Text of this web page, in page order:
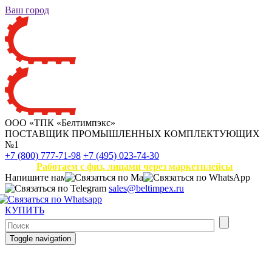
Ваш город
ООО «ТПК «Белтимпэкс»
ПОСТАВЩИК ПРОМЫШЛЕННЫХ КОМПЛЕКТУЮЩИХ
№1
+7 (800) 777-71-98 +7 (495) 023-74-30
Работаем с физ. лицами через маркетплейсы
Напишите нам
sales@beltimpex.ru
КУПИТЬ
Toggle navigation